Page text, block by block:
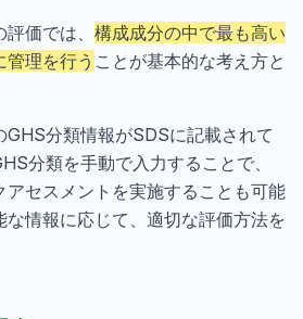
価では、 構成成分の中で最も高い
管理を行う ことが基本的な考え方と
GHS分類情報がSDSに記載されて
分類を手動で入力することで、
アセスメントを実施することも可能
な情報に応じて、適切な評価方法を